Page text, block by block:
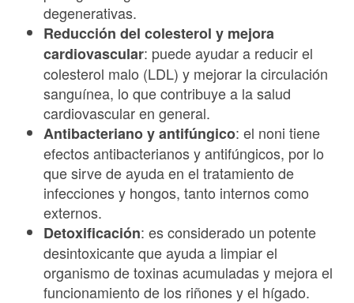
degenerativas.
Reducción del colesterol y mejora
cardiovascular: puede ayudar a reducir el
colesterol malo (LDL) y mejorar la circulación
sanguínea, lo que contribuye a la salud
cardiovascular en general.
Antibacteriano y antifúngico: el noni tiene
efectos antibacterianos y antifúngicos, por lo
que sirve de ayuda en el tratamiento de
infecciones y hongos, tanto internos como
externos.
Detoxificación: es considerado un potente
desintoxicante que ayuda a limpiar el
organismo de toxinas acumuladas y mejora el
funcionamiento de los riñones y el hígado.